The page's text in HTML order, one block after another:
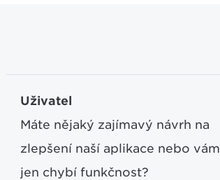
Uživatel
Máte nějaký zajímavý návrh na
zlepšení naší aplikace nebo vám
jen chybí funkčnost?